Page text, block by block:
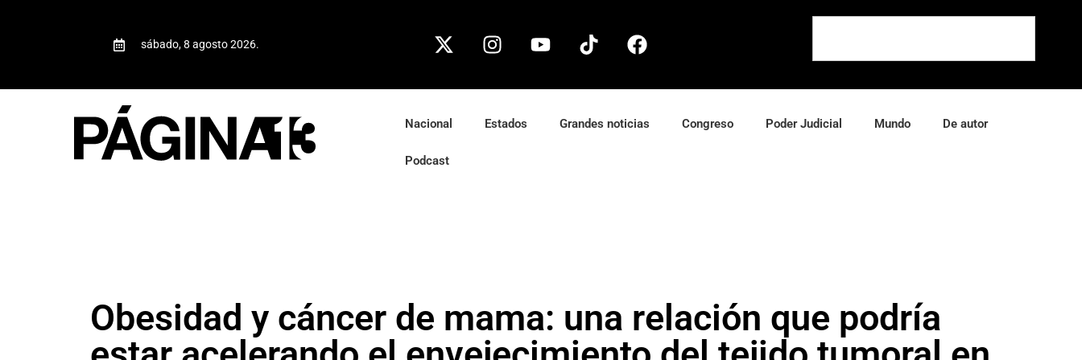
sábado, 8 agosto 2026.
Nacional Estados Grandes noticias Congreso Poder Judicial Mundo De autor
Podcast
Obesidad y cáncer de mama: una relación que podría